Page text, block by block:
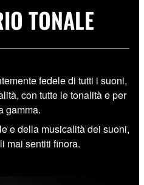
TONALE
fedele di tutti i suoni,
con tutte le tonalità e per
gamma.
e della musicalità dei suoni,
mai sentiti finora.